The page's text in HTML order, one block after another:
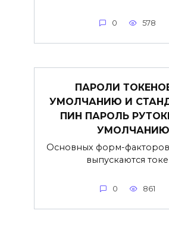
0 578
ПАРОЛИ
УМОЛЧАНИЮ И
ПИН ПАРОЛЬ
УМОЛЧАНИЮ
Основных форм-
выпускаются
0 861